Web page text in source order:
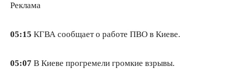
Реклама
05:15 КГВА сообщает о работе ПВО в Киеве.
05:07 В Киеве прогремели громкие взрывы.